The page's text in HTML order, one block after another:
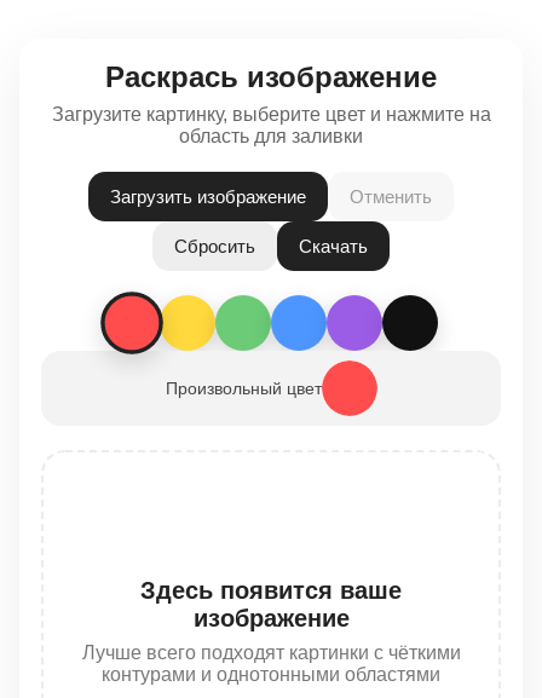
Раскрась изображение
Загрузите картинку, выберите цвет и нажмите на
область для заливки
Загрузить изображение Отменить
Сбросить Скачать
Произвольный цвет
Здесь появится ваше
изображение
Лучше всего подходят картинки с чёткими
контурами и однотонными областями